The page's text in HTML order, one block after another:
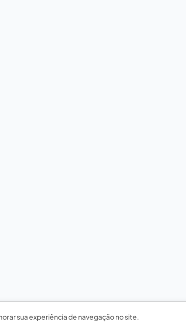
sua experiência de navegação no site.